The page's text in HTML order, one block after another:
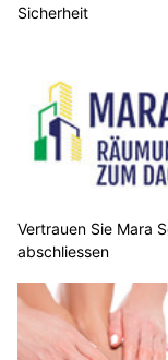
Sicherheit
Vertrauen Sie Mara
abschliessen